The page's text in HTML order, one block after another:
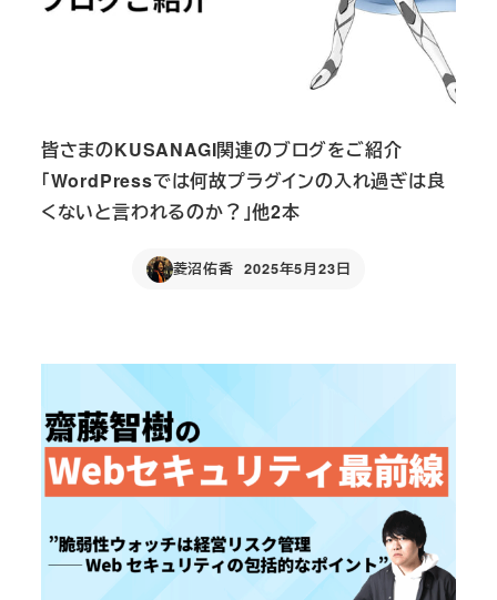
皆さまのKUSANAGI関連のブログをご紹介
「WordPressでは何故プラグインの入れ過ぎは良
くないと言われるのか？」他2本
菱沼佑香
Published
2025年5月23日